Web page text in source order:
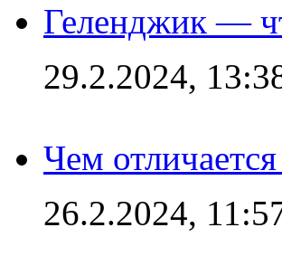
Геленджик —
29.2.2024,
Чем
26.2.2024,